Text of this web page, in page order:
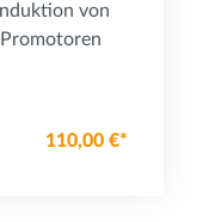
von
110,00 €*